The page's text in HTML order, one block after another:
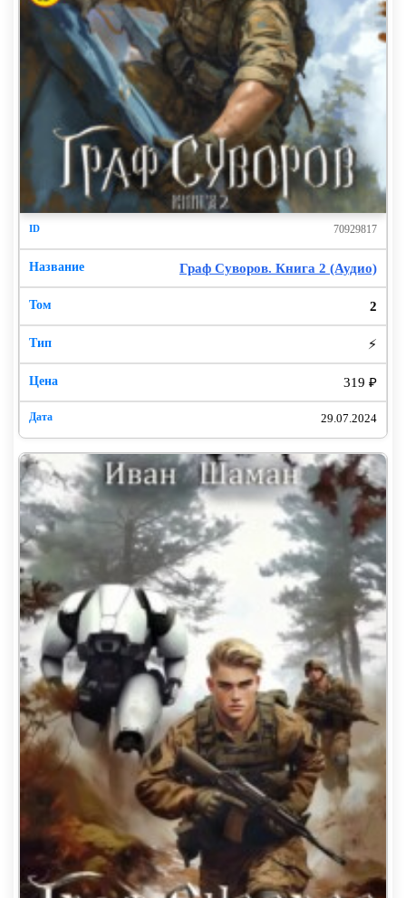
70929817
Граф Суворов. Книга 2 (Аудио)
2
⚡
319 ₽
29.07.2024